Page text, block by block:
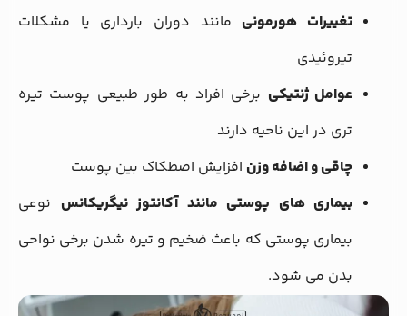
تغییرات هورمونی مانند دوران بارداری یا مشکلات
تیروئیدی
عوامل ژنتیکی برخی افراد به طور طبیعی پوست تیره
تری در این ناحیه دارند
چاقی و اضافه وزن افزایش اصطکاک بین پوست
بیماری های پوستی مانند آکانتوز نیگریکانس نوعی
بیماری پوستی که باعث ضخیم و تیره شدن برخی نواحی
بدن می شود.